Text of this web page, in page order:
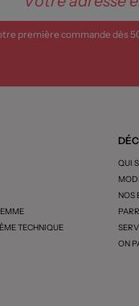
première commande dès
TECHNIQUE
QUI
NOS
ON